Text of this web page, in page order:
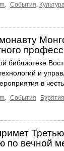
События Культура
библиотеке
и
в честь
. События Бурятия
по вечной